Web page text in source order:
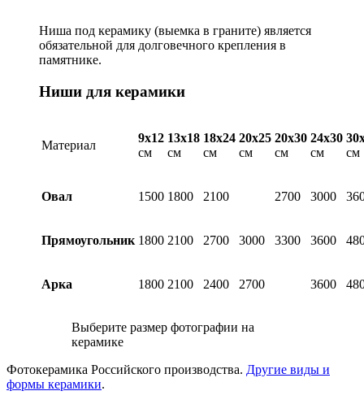
Ниша под керамику (выемка в граните) является
обязательной для долговечного крепления в
памятнике.
Ниши для керамики
Материал
9х12
см
13х18
см
18х24
см
20х25
см
20х30
см
24х30
см
см
Овал 1500 1800 2100 2700 3000
Прямоугольник 1800 2100 2700 3000 3300 3600
Арка 1800 2100 2400 2700 3600
Выберите размер фотографии на
керамике
Фотокерамика Российского производства. Другие виды и
формы керамики.